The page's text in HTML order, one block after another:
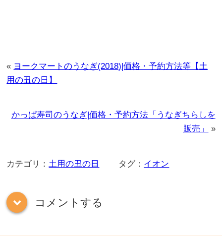
« ヨークマートのうなぎ(2018)|価格・予約方法等【土
用の丑の日】
かっぱ寿司のうなぎ|価格・予約方法「うなぎちらしを
販売」
»
カテゴリ：土用の丑の日 タグ： イオン
down コメントする